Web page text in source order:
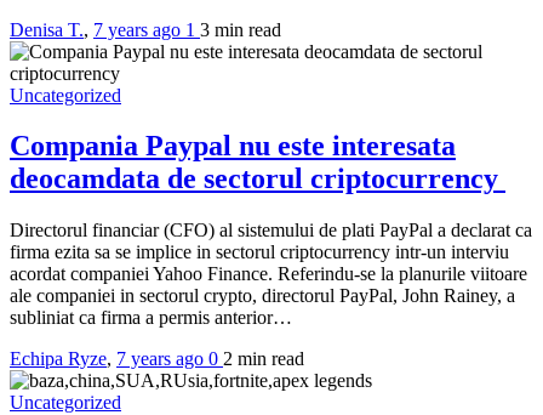
Denisa T., 7 years ago 1 3 min read
Uncategorized
Compania Paypal nu este interesata
deocamdata de sectorul criptocurrency
Directorul financiar (CFO) al sistemului de plati PayPal a declarat ca
firma ezita sa se implice in sectorul criptocurrency intr-un interviu
acordat companiei Yahoo Finance. Referindu-se la planurile viitoare
ale companiei in sectorul crypto, directorul PayPal, John Rainey, a
subliniat ca firma a permis anterior…
Echipa Ryze, 7 years ago 0 2 min read
Uncategorized